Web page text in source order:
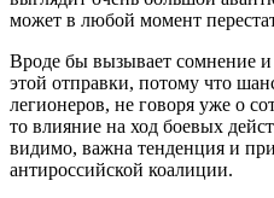
может в любой момент
Вроде бы вызывает сомнение и
этой отправки, потому что
легионеров, не говоря уже о
то влияние на ход боевых
видимо, важна тенденция и
антироссийской коалиции.